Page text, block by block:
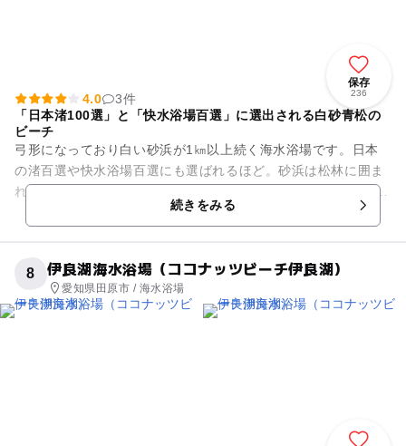
保存
236
4.0
3件
「日本渚100選」と「快水浴場百選」に選出される白砂青松の
ビーチ
弓形になっており白い砂浜が1㎞以上続く海水浴場です。日本
の渚百選や快水浴場百選にも選ばれるほど。砂浜は松林に囲ま
れており、白砂青松の美しい海岸を作っています。 海上の新ア
続きをみる
8 伊良湖海水浴場（ココナッツビーチ伊良湖）
愛知県田原市 / 海水浴場